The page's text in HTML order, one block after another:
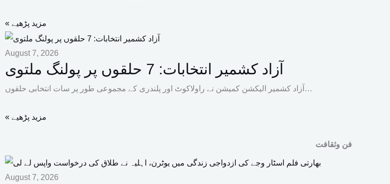
« مزید پڑھیے
August 7, 2026
آزاد کشمیر انتخابات: 7 حلقوں پر پولنگ ملتوی
آزاد کشمیر الیکشن کمیشن نے راولاکوٹ اور پلندری کے مجموعی طور پر سات انتخابی حلقوں…
« مزید پڑھیے
فن وثقافت
August 7, 2026